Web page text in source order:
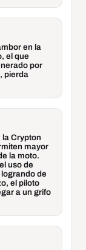
en la
el que
por
pierda
Crypton
mayor
la moto.
uso de
de
el piloto
a un grifo